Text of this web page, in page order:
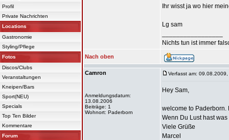
Profil
Private Nachrichten
Locations
Gastronomie
Styling/Pflege
Fotos
Discos/Clubs
Veranstaltungen
Kneipen/Bars
Sport(NEU)
Specials
Top Ten Bilder
Kommentare
Forum
Ihr wisst ja wo hier
Lg sam
Nichts tun ist immer
Nach oben
Camron
Anmeldungsdatum:
13.08.2006
Beiträge: 1
Wohnort: Paderborn
Verfasst am:
Hey Sam,
welcome to Paderborn.
Wenn Du Lust hast
Viele Grüße
Marcel